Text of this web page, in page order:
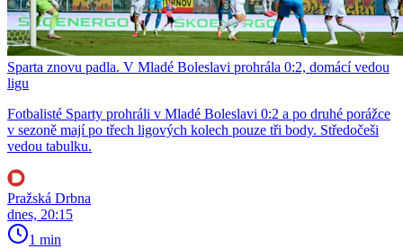
Sparta znovu padla. V Mladé Boleslavi prohrála 0:2, domácí vedou
ligu
Fotbalisté Sparty prohráli v Mladé Boleslavi 0:2 a po druhé porážce
v sezoně mají po třech ligových kolech pouze tři body. Středočeši
vedou tabulku.
Pražská Drbna
dnes, 20:15
1 min